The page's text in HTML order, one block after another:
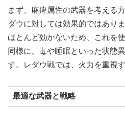
まず、麻痺属性の武器を考える
ダウに対しては効果的ではあり
ほとんど効かないため、これを
同様に、毒や睡眠といった状態
す。レダウ戦では、火力を重視
最適な武器と戦略